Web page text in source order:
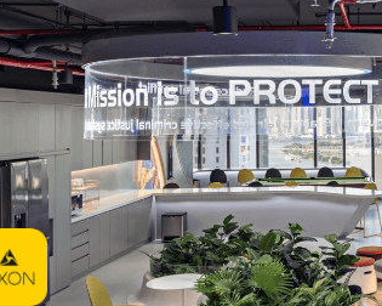
Vrex
Bất động sản Proptech Trí tuệ nhân tạo (AI)
DragonX của Dragon Capital